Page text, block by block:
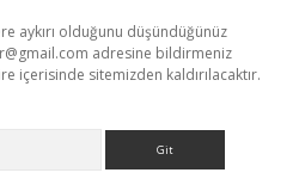
aykırı olduğunu düşündüğünüz
adresine bildirmeniz
içerisinde sitemizden kaldırılacaktır.